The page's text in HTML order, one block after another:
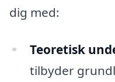
dig med:
Teoretisk
tilbyder